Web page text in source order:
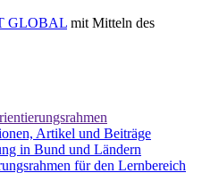
GLOBAL mit Mitteln des
Artikel und Beiträge
in Bund und Ländern
für den Lernbereich